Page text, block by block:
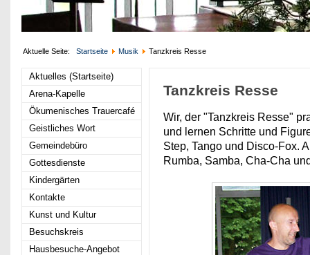
Aktuelle Seite: Startseite Musik Tanzkreis Resse
Aktuelles (Startseite)
Arena-Kapelle
Ökumenisches Trauercafé
Geistliches Wort
Gemeindebüro
Gottesdienste
Kindergärten
Kontakte
Kunst und Kultur
Besuchskreis
Hausbesuche-Angebot
Tanzkreis Resse
Wir, der "Tanzkreis Resse"
und lernen Schritte und
Step, Tango und Disco-Fox.
Rumba, Samba, Cha-Cha